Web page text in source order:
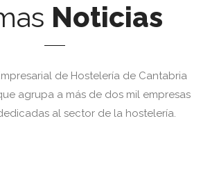
Noticias
de Hostelería de Cantabria
agrupa a más de dos mil empresas
al sector de la hostelería.